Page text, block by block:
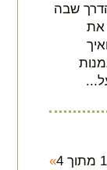
שבה
את
»